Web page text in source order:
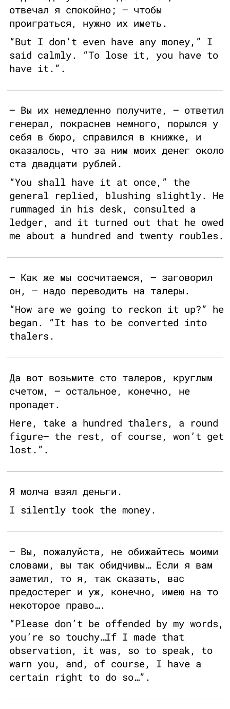
отвечал я спокойно; — чтобы
проиграться, нужно их иметь.
“But I don’t even have any money,” I
said calmly. “To lose it, you have to
have it.”.
— Вы их немедленно получите, — ответил
генерал, покраснев немного, порылся у
себя в бюро, справился в книжке, и
оказалось, что за ним моих денег около
ста двадцати рублей.
“You shall have it at once,” the
general replied, blushing slightly. He
rummaged in his desk, consulted a
ledger, and it turned out that he owed
me about a hundred and twenty roubles.
— Как же мы сосчитаемся, — заговорил
он, — надо переводить на талеры.
“How are we going to reckon it up?” he
began. “It has to be converted into
thalers.
Да вот возьмите сто талеров, круглым
счетом, — остальное, конечно, не
пропадет.
Here, take a hundred thalers, a round
figure– the rest, of course, won’t get
lost.”.
Я молча взял деньги.
I silently took the money.
— Вы, пожалуйста, не обижайтесь моими
словами, вы так обидчивы… Если я вам
заметил, то я, так сказать, вас
предостерег и уж, конечно, имею на то
некоторое право….
“Please don’t be offended by my words,
you’re so touchy…If I made that
observation, it was, so to speak, to
warn you, and, of course, I have a
certain right to do so…”.